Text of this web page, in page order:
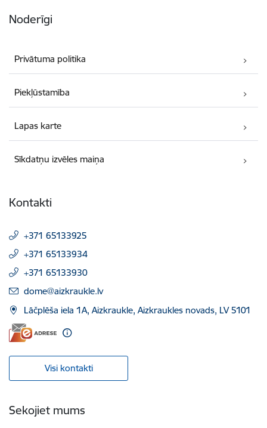
Noderīgi
Privātuma politika
Piekļūstamība
Lapas karte
Sīkdatņu izvēles maiņa
Kontakti
+371 65133925
+371 65133934
+371 65133930
E-pasts:
dome@aizkraukle.lv
Lāčplēša iela 1A, Aizkraukle, Aizkraukles novads, LV 5101
Visi kontakti
Sekojiet mums